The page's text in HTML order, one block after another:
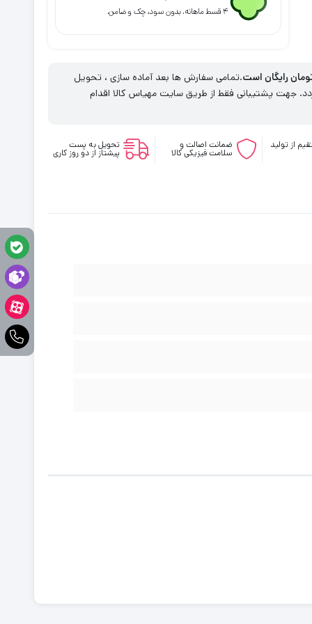
۴ قسط ماهانه. بدون سود، چک و ضامن.
.تمامی سفارش ها بعد آماده سازی ، تحویل
جهت پشتیبانی فقط از طریق سایت مهیاس کالا اقدام
از تولید ضمانت اصالت و
سلامت فیزیکی کالا
تحویل به پست
پیشتاز از دو روز کاری